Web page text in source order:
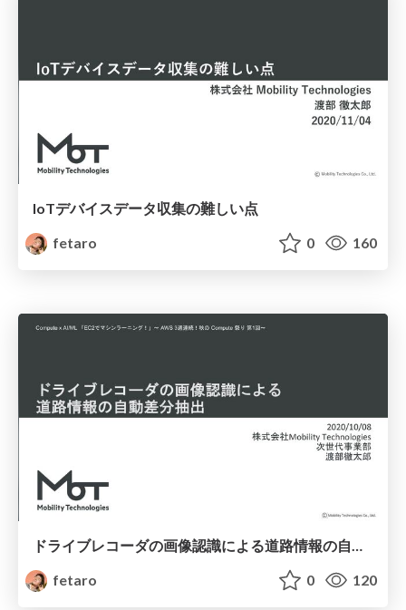
IoTデバイスデータ収集の難しい点
fetaro
0 160
ドライブレコーダの画像認識による道路情報の自動差分抽出
fetaro
0 120